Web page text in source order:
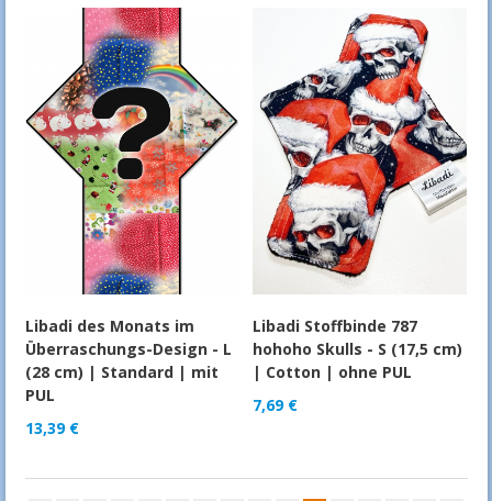
Libadi des Monats im
Überraschungs-Design - L
(28 cm) | Standard | mit
PUL
13,39 €
Libadi Stoffbinde 787
hohoho Skulls - S (17,5 cm)
| Cotton | ohne PUL
7,69 €